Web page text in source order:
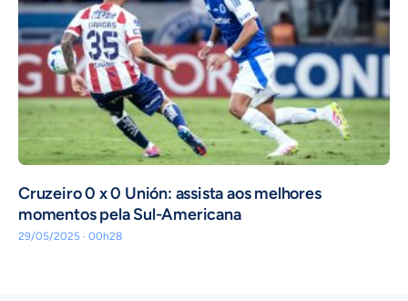
Cruzeiro 0 x 0 Unión: assista aos melhores
momentos pela Sul-Americana
29/05/2025 · 00h28